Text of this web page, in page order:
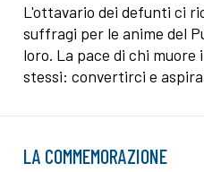
L'ottavario dei defunti ci
suffragi per le anime del
loro. La pace di chi muore
stessi: convertirci e
LA COMMEMORAZIONE